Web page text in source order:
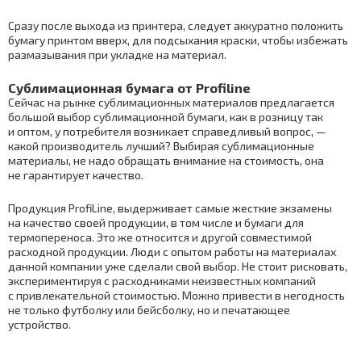
Сразу после выхода из принтера, следует аккуратно положить
бумагу принтом вверх, для подсыхания краски, чтобы избежать
размазывания при укладке на материал.
Сублимационная бумага от Profiline
Сейчас на рынке сублимационных материалов предлагается
большой выбор сублимационной бумаги, как в розницу так
и оптом, у потребителя возникает справедливый вопрос, —
какой производитель лучший? Выбирая сублимационные
материалы, не надо обращать внимание на стоимость, она
не гарантирует качество.
Продукция ProfiLine, выдерживает самые жесткие экзамены
на качество своей продукции, в том числе и бумаги для
термопереноса. Это же относится и другой совместимой
расходной продукции. Люди с опытом работы на материалах
данной компании уже сделали свой выбор. Не стоит рисковать,
экспериментируя с расходниками неизвестных компаний
с привлекательной стоимостью. Можно привести в негодность
не только футболку или бейсболку, но и печатающее
устройство.